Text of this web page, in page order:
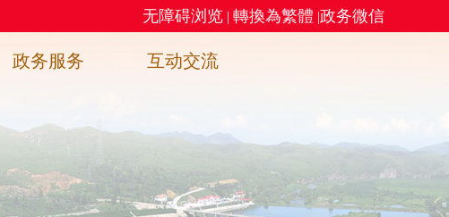
无障碍浏览 | 轉換為繁體 |政务微信
政务服务 互动交流